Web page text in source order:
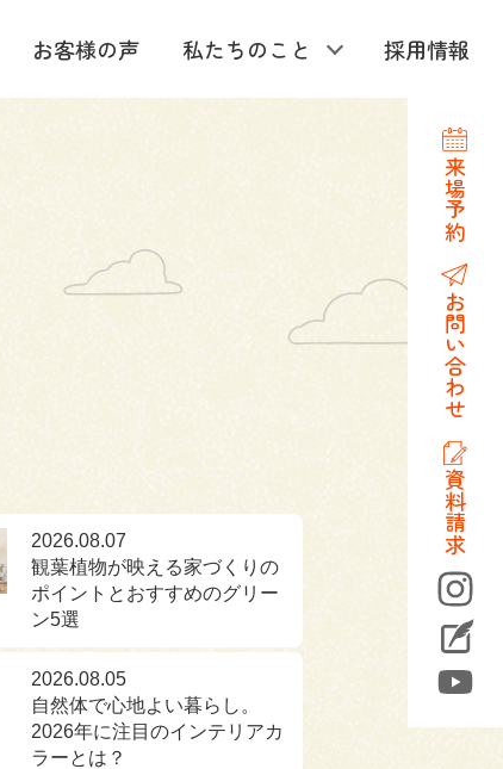
お客様の声 私たちのこと 採用情報
来場予約
お問い合わせ
資料請求
2026.08.07
観葉植物が映える家づくりの
ポイントとおすすめのグリー
ン5選
2026.08.05
自然体で心地よい暮らし。
2026年に注目のインテリアカ
ラーとは？